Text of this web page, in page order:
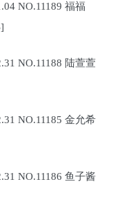
NO.11189 福福
NO.11188 陆萱萱
NO.11185 金允希
NO.11186 鱼子酱